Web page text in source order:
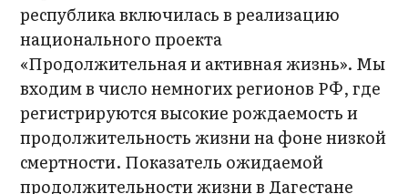
республика включилась в реализацию
национального проекта
«Продолжительная и активная жизнь». Мы
входим в число немногих регионов РФ, где
регистрируются высокие рождаемость и
продолжительность жизни на фоне низкой
смертности. Показатель ожидаемой
продолжительности жизни в Дагестане